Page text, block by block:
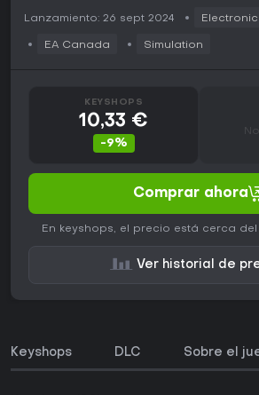
Lanzamiento: 26 sept 2024 Electronic
EA Canada Simulation
KEYSHOPS
10,33 €
-9%
Comprar ahora
En keyshops, el precio está cerca
Ver historial de
Keyshops DLC Sobre el